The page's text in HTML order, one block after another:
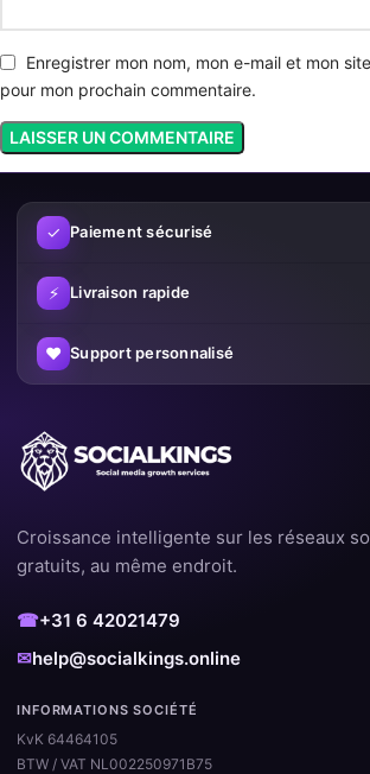
Enregistrer mon nom, mon e-mail et mon
pour mon prochain commentaire.
✓ Paiement sécurisé
⚡ Livraison rapide
♥ Support personnalisé
Croissance intelligente sur les réseaux
gratuits, au même endroit.
☎+31 6 42021479
✉help@socialkings.online
INFORMATIONS SOCIÉTÉ
KvK 64464105
BTW / VAT NL002250971B75